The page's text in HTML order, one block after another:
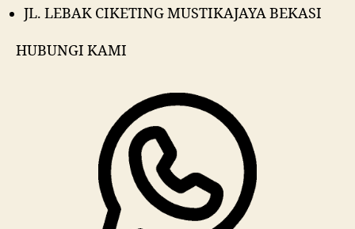
JL. LEBAK CIKETING MUSTIKAJAYA BEKASI
HUBUNGI KAMI